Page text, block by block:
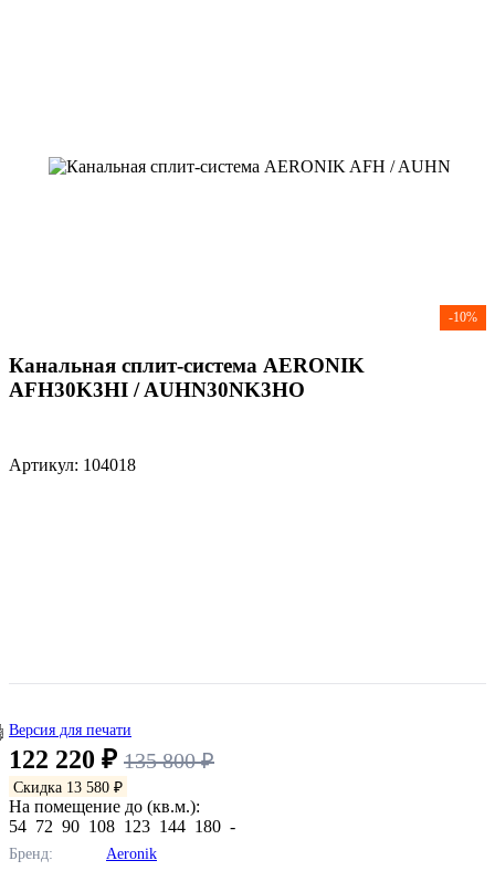
-10%
Канальная сплит-система AERONIK
AFH30K3HI / AUHN30NK3HO
Артикул: 104018
Версия для печати
122 220 ₽ 135 800 ₽
Скидка 13 580 ₽
На помещение до (кв.м.):
54 72 90 108 123 144 180 -
Бренд:
Aeronik